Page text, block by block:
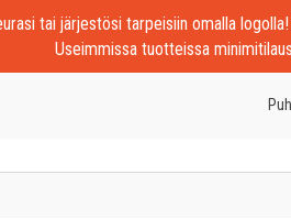
tai järjestösi tarpeisiin omalla
Useimmissa tuotteissa